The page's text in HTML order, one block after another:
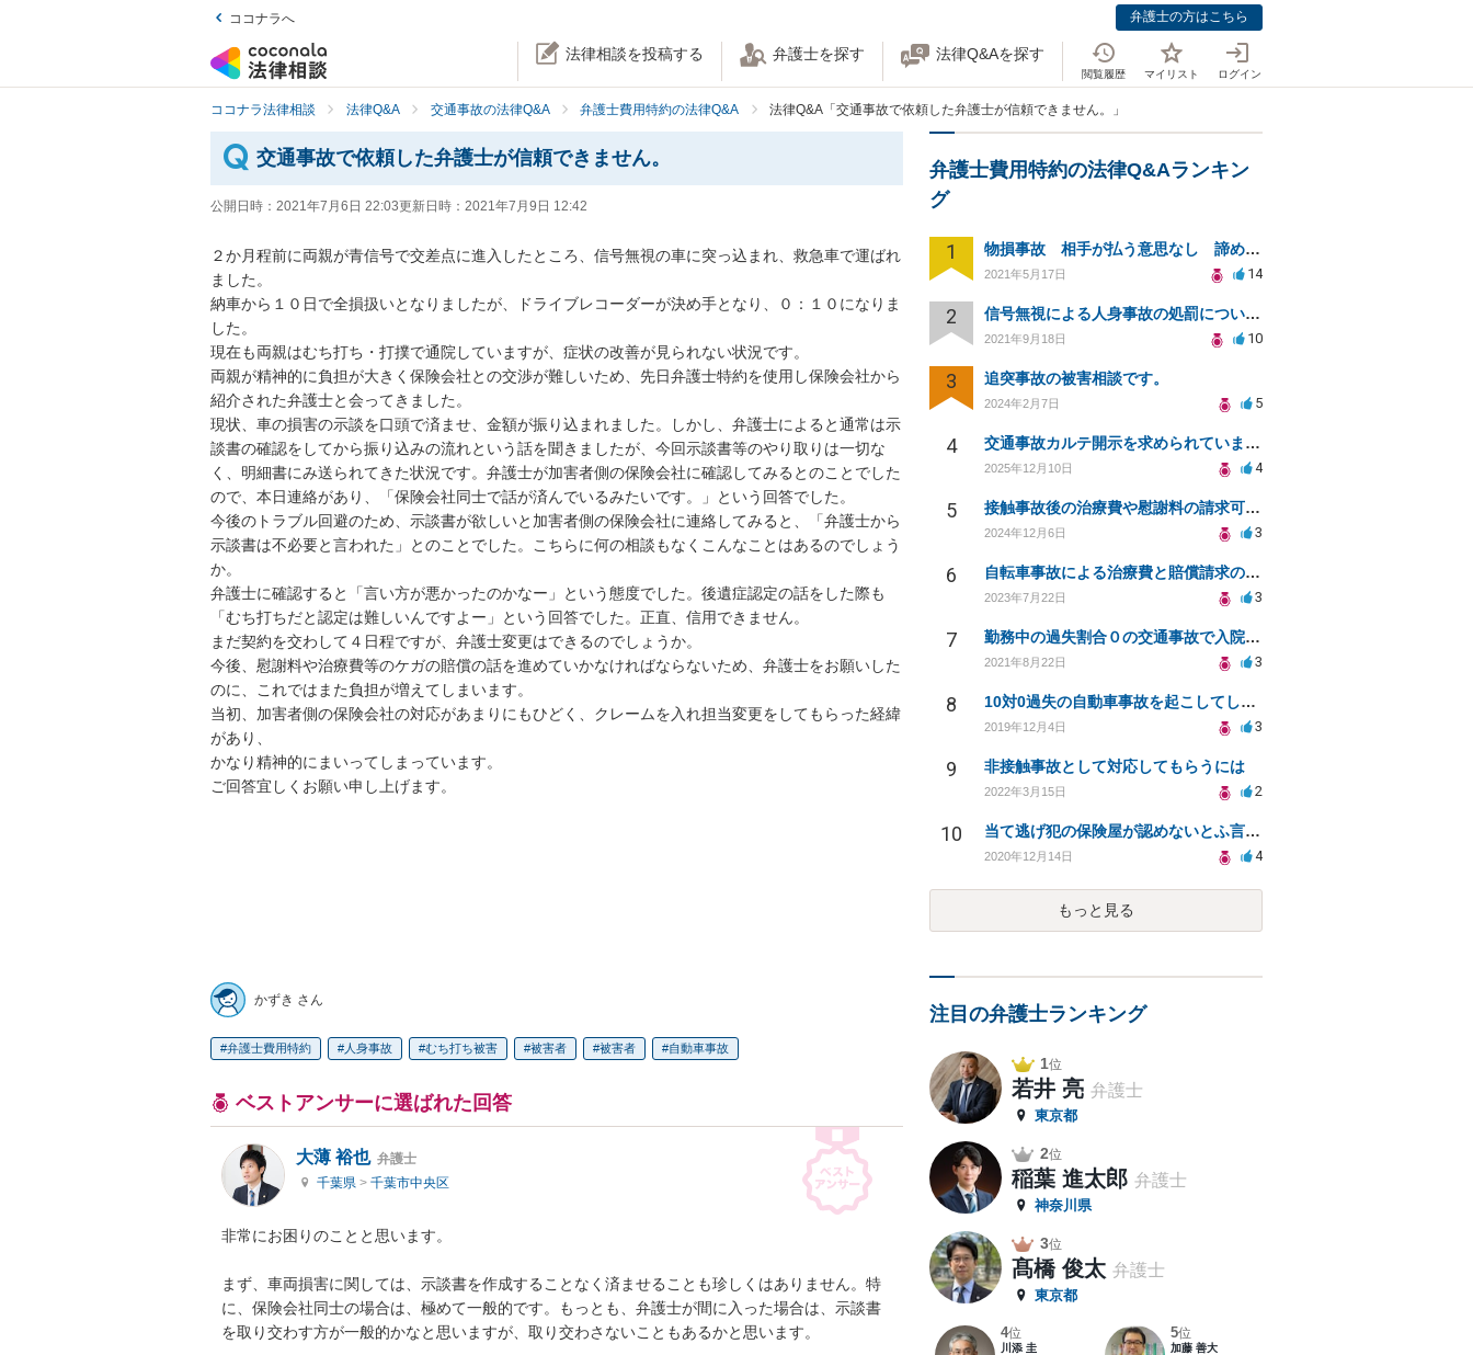
ココナラへ 弁護士の方はこちら
法律相談を投稿する 弁護士を探す 法律Q&Aを探す
閲覧履歴 マイリスト ログイン
ココナラ法律相談 法律Q&A 交通事故の法律Q&A 弁護士費用特約の法律Q&A 法律Q&A「交通事故で依頼した弁護士が信頼できません。」
交通事故で依頼した弁護士が信頼できません。
公開日時： 2021年7月6日 22:03更新日時： 2021年7月9日 12:42
２か月程前に両親が青信号で交差点に進入したところ、信号無視の車に突っ込まれ、救急車で運ばれ
ました。
納車から１０日で全損扱いとなりましたが、ドライブレコーダーが決め手となり、０：１０になりま
した。
現在も両親はむち打ち・打撲で通院していますが、症状の改善が見られない状況です。
両親が精神的に負担が大きく保険会社との交渉が難しいため、先日弁護士特約を使用し保険会社から
紹介された弁護士と会ってきました。
現状、車の損害の示談を口頭で済ませ、金額が振り込まれました。しかし、弁護士によると通常は示
談書の確認をしてから振り込みの流れという話を聞きましたが、今回示談書等のやり取りは一切な
く、明細書にみ送られてきた状況です。弁護士が加害者側の保険会社に確認してみるとのことでした
ので、本日連絡があり、「保険会社同士で話が済んでいるみたいです。」という回答でした。
今後のトラブル回避のため、示談書が欲しいと加害者側の保険会社に連絡してみると、「弁護士から
示談書は不必要と言われた」とのことでした。こちらに何の相談もなくこんなことはあるのでしょう
か。
弁護士に確認すると「言い方が悪かったのかなー」という態度でした。後遺症認定の話をした際も
「むち打ちだと認定は難しいんですよー」という回答でした。正直、信用できません。
まだ契約を交わして４日程ですが、弁護士変更はできるのでしょうか。
今後、慰謝料や治療費等のケガの賠償の話を進めていかなければならないため、弁護士をお願いした
のに、これではまた負担が増えてしまいます。
当初、加害者側の保険会社の対応があまりにもひどく、クレームを入れ担当変更をしてもらった経緯
があり、
かなり精神的にまいってしまっています。
ご回答宜しくお願い申し上げます。
かずき さん
弁護士費用特約 人身事故 むち打ち被害 被害者 被害者 自動車事故
ベストアンサーに選ばれた回答
大薄 裕也 弁護士
千葉県 > 千葉市中央区
非常にお困りのことと思います。
まず、車両損害に関しては、示談書を作成することなく済ませることも珍しくはありません。特
に、保険会社同士の場合は、極めて一般的です。もっとも、弁護士が間に入った場合は、示談書
を取り交わす方が一般的かなと思いますが、取り交わさないこともあるかと思います。
弁護士費用特約の法律Q&Aランキン
グ
1 物損事故 相手が払う意思なし 諦めるしかないのですか？
2021年5月17日 14
2 信号無視による人身事故の処罰について教えてください。
2021年9月18日 10
3 追突事故の被害相談です。
2024年2月7日 5
4 交通事故カルテ開示を求められています。
2025年12月10日 4
5 接触事故後の治療費や慰謝料の請求可能性は？ 弁護士費用につきまして
2024年12月6日 3
6 自転車事故による治療費と賠償請求の方法と、危険な歩道の改善について相談したい
2023年7月22日 3
7 勤務中の過失割合０の交通事故で入院。労災を使うべきか
2021年8月22日 3
8 10対0過失の自動車事故を起こしてしまいました。何かすべきことはあるでしょうか？
2019年12月4日 3
9 非接触事故として対応してもらうには
2022年3月15日 2
10 当て逃げ犯の保険屋が認めないとふ言ってきた。
2020年12月14日 4
もっと見る
注目の弁護士ランキング
1位
若井 亮 弁護士
東京都
2位
稲葉 進太郎 弁護士
神奈川県
3位
髙橋 俊太 弁護士
東京都
4位
川添 圭
5位
加藤 善大